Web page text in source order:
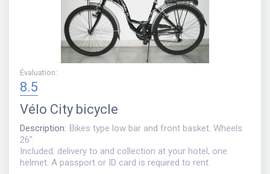
Évaluation:
8.5
Vélo City bicycle
Description: Bikes type low bar and front basket. Wheels
26".
Included: delivery to and collection at your hotel, one
helmet. A passport or ID card is required to rent.